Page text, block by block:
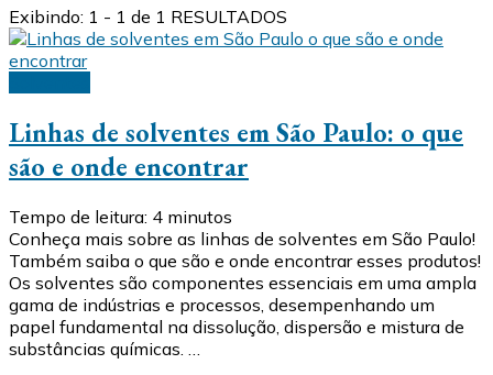
Exibindo: 1 - 1 de 1 RESULTADOS
Linhas de solventes em São Paulo: o que
são e onde encontrar
Tempo de leitura: 4 minutos
Conheça mais sobre as linhas de solventes em São Paulo!
Também saiba o que são e onde encontrar esses produtos!
Os solventes são componentes essenciais em uma ampla
gama de indústrias e processos, desempenhando um
papel fundamental na dissolução, dispersão e mistura de
substâncias químicas. …